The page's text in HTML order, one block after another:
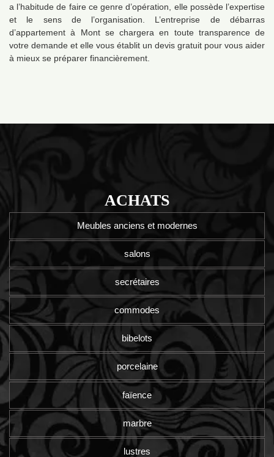
a l’habitude de faire ce genre d’opération, elle possède l’expertise
et le sens de l’organisation. L’entreprise de débarras
d’appartement à Mont se chargera en toute transparence de
votre demande et elle vous établit un devis gratuit pour vous aider
à mieux se préparer financièrement.
ACHATS
Meubles anciens et modernes
salons
secrétaires
commodes
bibelots
porcelaine
faïence
marbre
lustres